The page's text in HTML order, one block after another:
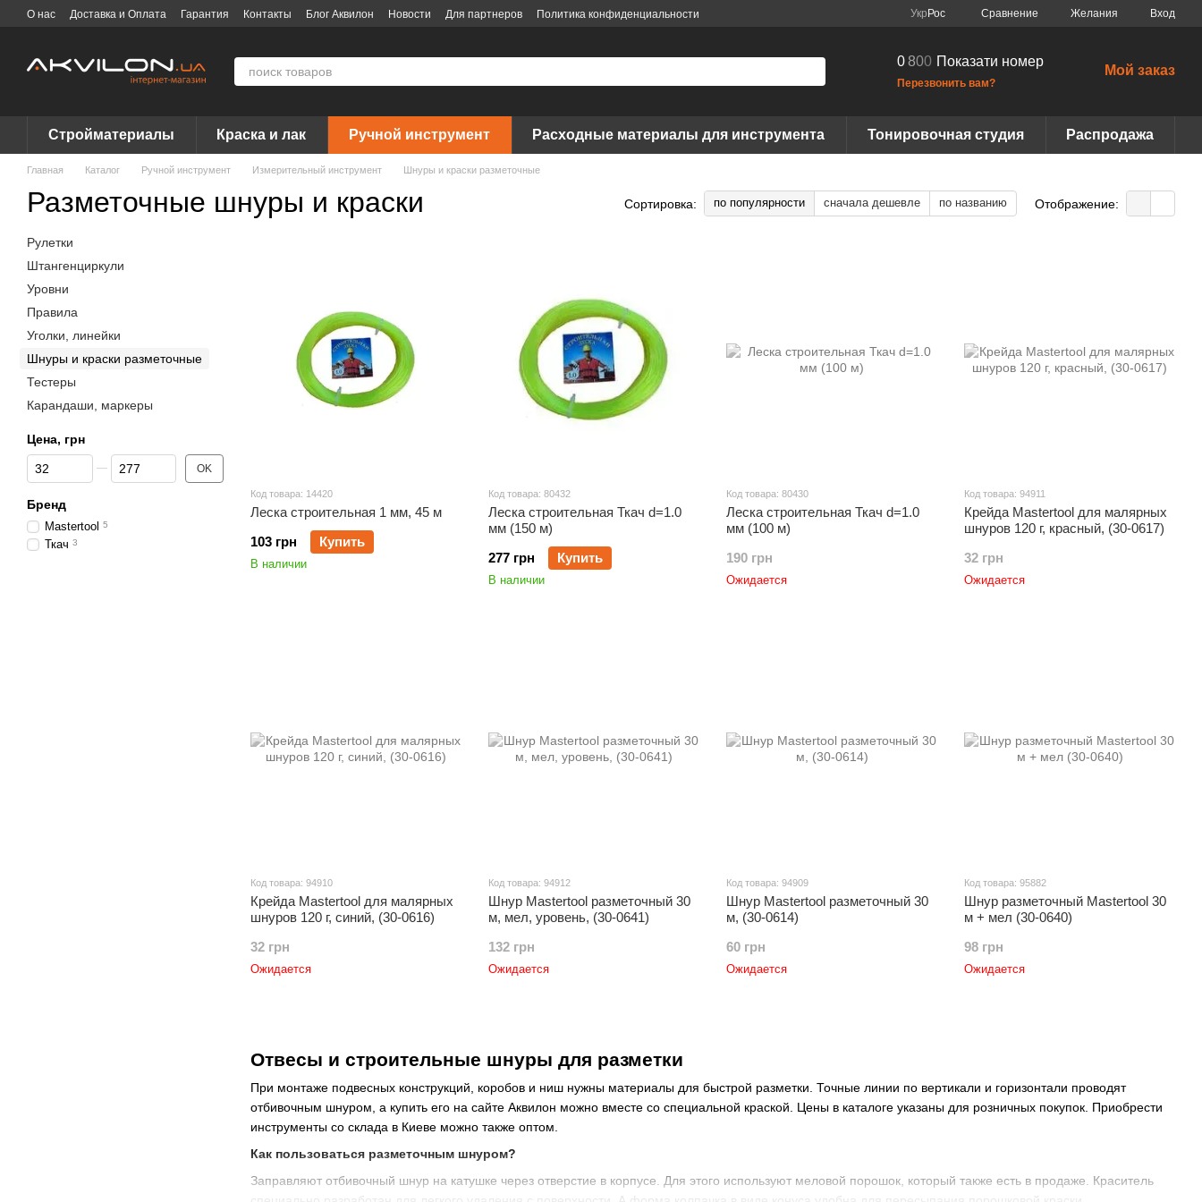
Перейти к основному контенту
О нас Доставка и Оплата Гарантия Контакты Блог Аквилон Новости Для партнеров
Политика конфиденциальности
Укр Рос Сравнение Желания Вход
0800 Показати номер
Перезвонить вам?
Мой заказ
Стройматериалы Краска и лак Ручной инструмент Расходные материалы для инструмента Тонировочная студия Распродажа
Главная Каталог Ручной инструмент Измерительный инструмент Шнуры и краски разметочные
Разметочные шнуры и краски Сортировка: по популярности сначала дешевле по названию Отображение:
Отвесы и строительные шнуры для разметки
При монтаже подвесных конструкций, коробов и ниш нужны материалы для быстрой разметки. Точные линии по вертикали и горизонтали проводят
отбивочным шнуром, а купить его на сайте Аквилон можно вместе со специальной краской. Цены в каталоге указаны для розничных покупок. Приобрести
инструменты со склада в Киеве можно также оптом.
Как пользоваться разметочным шнуром?
Заправляют отбивочный шнур на катушке через отверстие в корпусе. Для этого используют меловой порошок, который также есть в продаже. Краситель
Код товара: 14420
Леска строительная 1 мм, 45 м
103 грн
Купить
В наличии
Код товара: 80432
Леска строительная Ткач d=1.0
мм (150 м)
277 грн
Купить
В наличии
Код товара: 80430
Леска строительная Ткач d=1.0
мм (100 м)
190 грн
Ожидается
Код товара: 94911
Крейда Mastertool для малярных
шнуров 120 г, красный, (30-0617)
32 грн
Ожидается
Код товара: 94910
Крейда Mastertool для малярных
шнуров 120 г, синий, (30-0616)
32 грн
Ожидается
Код товара: 94912
Шнур Mastertool разметочный 30
м, мел, уровень, (30-0641)
132 грн
Ожидается
Код товара: 94909
Шнур Mastertool разметочный 30
м, (30-0614)
60 грн
Ожидается
Код товара: 95882
Шнур разметочный Mastertool 30
м + мел (30-0640)
98 грн
Ожидается
Рулетки
Штангенциркули
Уровни
Правила
Уголки, линейки
Шнуры и краски разметочные
Тестеры
Карандаши, маркеры
Цена, грн
От Цена, грн
До Цена, грн OK
Бренд
Mastertool 5
Ткач 3